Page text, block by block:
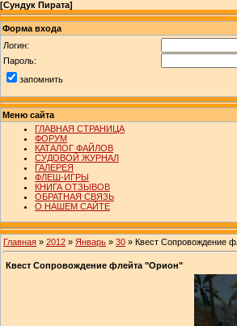
[Сундук Пирата]
Форма входа
Логин:
Пароль:
запомнить
Меню сайта
ГЛАВНАЯ СТРАНИЦА
ФОРУМ
КАТАЛОГ ФАЙЛОВ
СУДОВОЙ ЖУРНАЛ
ГАЛЕРЕЯ
ФЛЕШ-ИГРЫ
КНИГА ОТЗЫВОВ
ОБРАТНАЯ СВЯЗЬ
О НАШЕМ САЙТЕ
Главная » 2012 » Январь » 30 » Квест Сопровождение
Квест Сопровождение флейта "Орион"